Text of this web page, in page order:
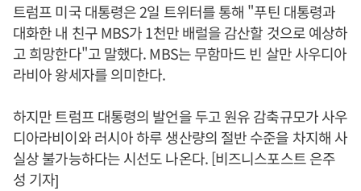
트럼프 미국 대통령은 2일 트위터를 통해 "푸틴 대통령과
대화한 내 친구 MBS가 1천만 배럴을 감산할 것으로 예상하
고 희망한다"고 말했다. MBS는 무함마드 빈 살만 사우디아
라비아 왕세자를 의미한다.
하지만 트럼프 대통령의 발언을 두고 원유 감축규모가 사우
디아라비이와 러시아 하루 생산량의 절반 수준을 차지해 사
실상 불가능하다는 시선도 나온다. [비즈니스포스트 은주
성 기자]